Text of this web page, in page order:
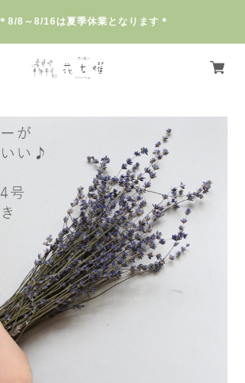
＊8/8～8/16は夏季休業となります＊